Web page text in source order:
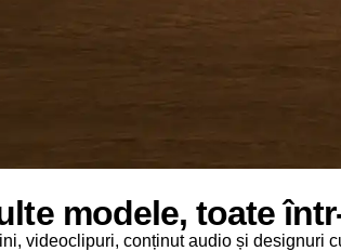
modele, toate
videoclipuri, conținut audio și designuri